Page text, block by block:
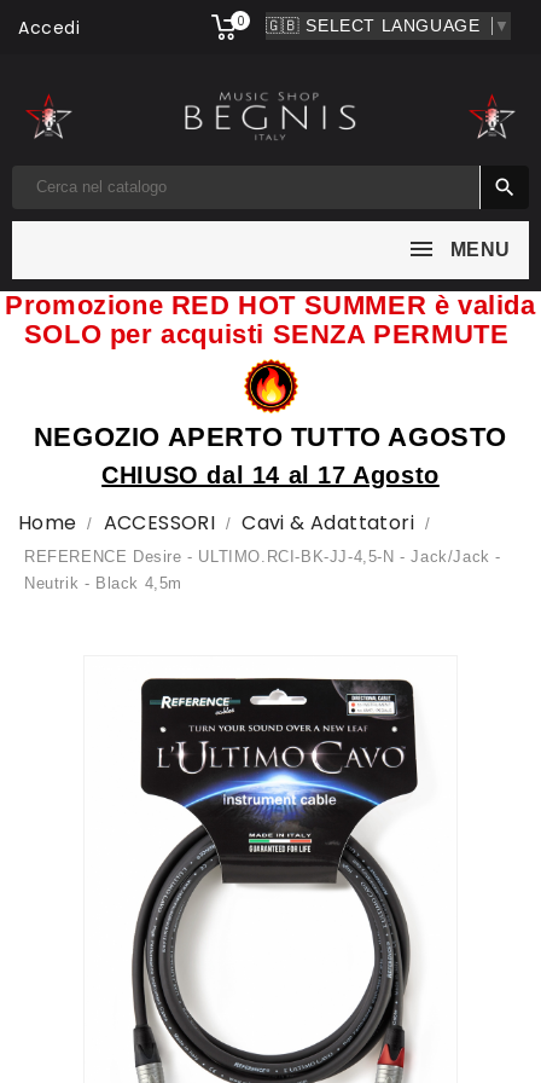
▼
Accedi 0

MENU
Promozione RED HOT SUMMER è valida
SOLO per acquisti SENZA PERMUTE
NEGOZIO APERTO TUTTO AGOSTO
CHIUSO dal 14 al 17 Agosto
Home ACCESSORI Cavi & Adattatori
REFERENCE Desire - ULTIMO.RCI-BK-JJ-4,5-N - Jack/Jack -
Neutrik - Black 4,5m